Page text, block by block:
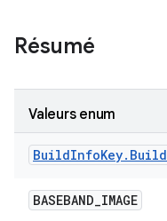
Résumé
Valeurs enum
BuildInfoKey. Build
BASEBAND_IMAGE